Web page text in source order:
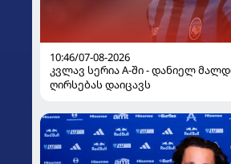
10:46/07-08-2026
კვლავ სერია A-ში - დანიელ
ღირსებას დაიცავს